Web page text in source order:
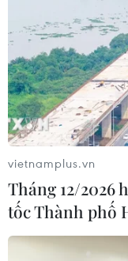
vietnamplus.vn
Tháng 12/2026
tốc Thành phố